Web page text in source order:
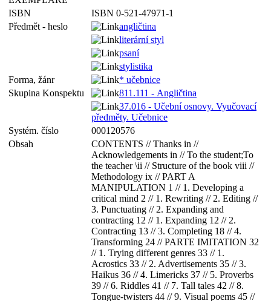
ISBN
ISBN 0-521-47971-1
Předmět - heslo
angličtina
literární styl
psaní
stylistika
Forma, žánr
* učebnice
Skupina Konspektu
811.111 - Angličtina
37.016 - Učební osnovy. Vyučovací
předměty. Učebnice
Systém. číslo
000120576
Obsah
CONTENTS // Thanks in //
Acknowledgements in // To the student;To
the teacher \ii // Structure of the book viii //
Methodology ix // PART A
MANIPULATION 1 // 1. Developing a
critical mind 2 // 1. Rewriting // 2. Editing //
3. Punctuating // 2. Expanding and
contracting 12 // 1. Expanding 12 // 2.
Contracting 13 // 3. Completing 18 // 4.
Transforming 24 // PARTE IMITATION 32
// 1. Trying different genres 33 // 1.
Acrostics 33 // 2. Advertisements 35 // 3.
Haikus 36 // 4. Limericks 37 // 5. Proverbs
39 // 6. Riddles 41 // 7. Tall tales 42 // 8.
Tongue-twisters 44 // 9. Visual poems 45 //